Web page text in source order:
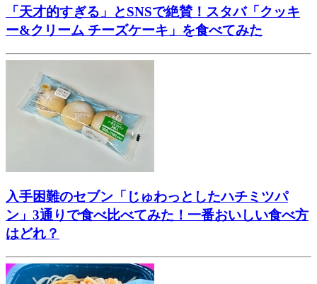
「天才的すぎる」とSNSで絶賛！スタバ「クッキ
ー&クリーム チーズケーキ」を食べてみた
入手困難のセブン「じゅわっとしたハチミツパ
ン」3通りで食べ比べてみた！一番おいしい食べ方
はどれ？